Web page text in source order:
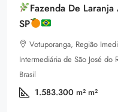
Fazenda De
SP
Votuporanga, Região
Intermediária de São José do
Brasil
1.583.300 m² m²